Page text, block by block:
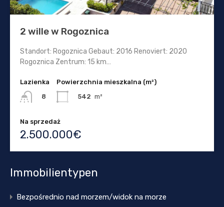
2 wille w Rogoznica
Standort: Rogoznica Gebaut: 2016 Renoviert: 2020
Rogoznica Zentrum: 15 km…
Lazienka
8
Powierzchnia mieszkalna (m²)
542 m²
Na sprzedaż
2.500.000€
Immobilientypen
Bezpośrednio nad morzem/widok na morze